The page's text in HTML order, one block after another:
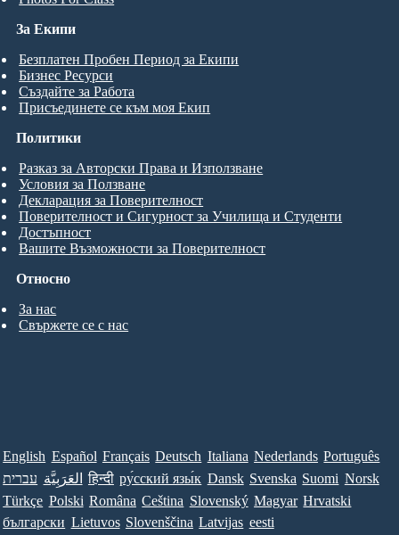
За Екипи
Безплатен Пробен Период за Екипи
Бизнес Ресурси
Създайте за Работа
Присъединете се към моя Екип
Относно
За нас
Свържете се с нас
Политики
Разказ за Авторски Права и Използване
Условия за Ползване
Декларация за Поверителност
Поверителност и Сигурност за Училища и Студенти
Достъпност
Вашите Възможности за Поверителност
English Español Français Deutsch Italiana Nederlands Português
עברית العَرَبِيَّة हिन्दी ру́сский язы́к Dansk Svenska Suomi Norsk
Türkçe Polski Româna Ceština Slovenský Magyar Hrvatski
български Lietuvos Slovenščina Latvijas eesti